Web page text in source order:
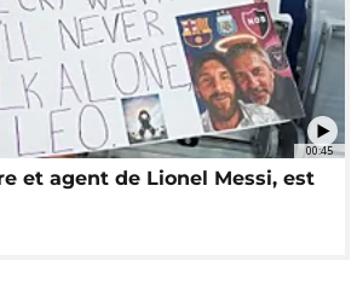
00:45
et agent de Lionel Messi, est